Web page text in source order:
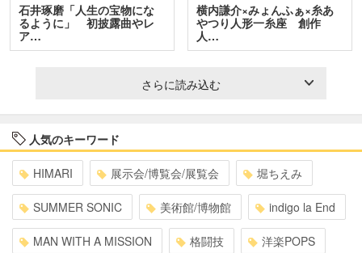
石井琢磨「人生の宝物にな
るように」 初披露曲やレ
ア…
横内謙介×みょんふぁ×糸あ
やつり人形一糸座 創作
人…
さらに読み込む
人気のキーワード
HIMARI 展示会/博覧会/展覧会 堀ちえみ
SUMMER SONIC 美術館/博物館 indigo la End
MAN WITH A MISSION 格闘技 洋楽POPS